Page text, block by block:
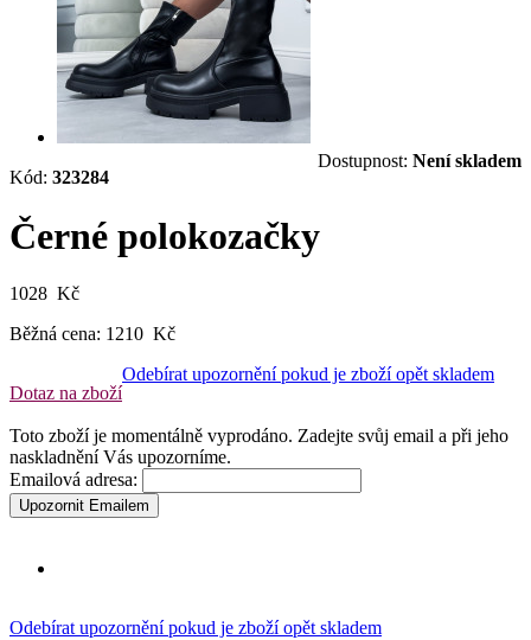
Kód: 323284
Dostupnost: Není skladem
Černé polokozačky
1028 Kč
Běžná cena: 1210 Kč
Dotaz na zboží
Odebírat upozornění pokud je zboží opět skladem
Toto zboží je momentálně vyprodáno. Zadejte svůj email a při jeho
naskladnění Vás upozorníme.
Emailová adresa:
Upozornit Emailem
Odebírat upozornění pokud je zboží opět skladem